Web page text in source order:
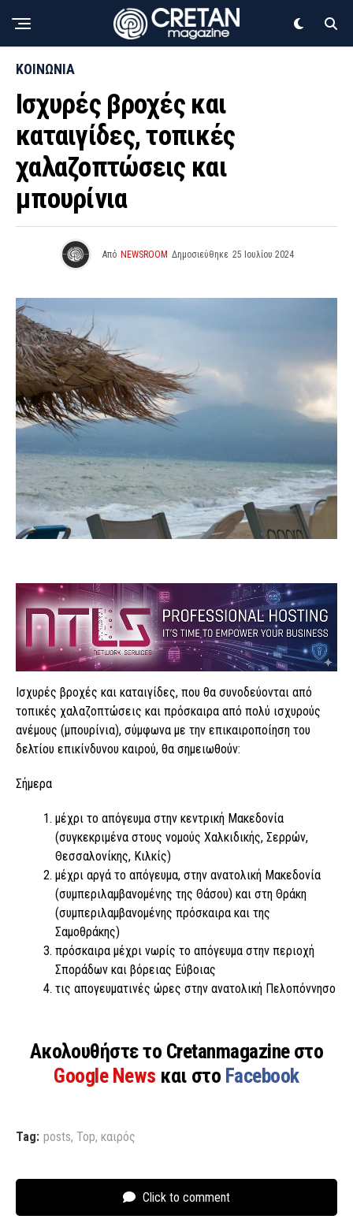
ΚΟΙΝΩΝΙΑ
Ισχυρές βροχές και
καταιγίδες, τοπικές
χαλαζοπτώσεις και
μπουρίνια
Από NEWSROOM Δημοσιεύθηκε 25 Ιουλίου 2024
Ισχυρές βροχές και καταιγίδες, που θα συνοδεύονται από
τοπικές χαλαζοπτώσεις και πρόσκαιρα από πολύ ισχυρούς
ανέμους (μπουρίνια), σύμφωνα με την επικαιροποίηση του
δελτίου επικίνδυνου καιρού, θα σημειωθούν:
Σήμερα
μέχρι το απόγευμα στην κεντρική Μακεδονία
(συγκεκριμένα στους νομούς Χαλκιδικής, Σερρών,
Θεσσαλονίκης, Κιλκίς)
μέχρι αργά το απόγευμα, στην ανατολική Μακεδονία
(συμπεριλαμβανομένης της Θάσου) και στη Θράκη
(συμπεριλαμβανομένης πρόσκαιρα και της
Σαμοθράκης)
πρόσκαιρα μέχρι νωρίς το απόγευμα στην περιοχή
Σποράδων και βόρειας Εύβοιας
τις απογευματινές ώρες στην ανατολική Πελοπόννησο
Ακολουθήστε το Cretanmagazine στο
Google News και στο Facebook
Tag: posts, Top, καιρός
Click to comment